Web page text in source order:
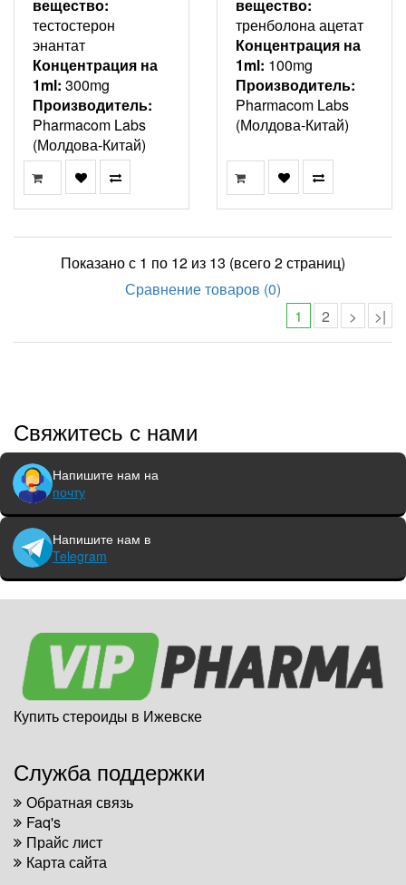
вещество:
тестостерон
энантат
Концентрация на
1ml: 300mg
Производитель:
Pharmacom Labs
(Молдова-Китай)
вещество:
тренболона ацетат
Концентрация на
1ml: 100mg
Производитель:
Pharmacom Labs
(Молдова-Китай)
Показано с 1 по 12 из 13 (всего 2 страниц)
Сравнение товаров (0)
1
2 > >|
Свяжитесь с нами
Напишите нам на
почту
Напишите нам в
Telegram
Купить стероиды в Ижевске
Служба поддержки
Обратная связь
Faq's
Прайс лист
Карта сайта